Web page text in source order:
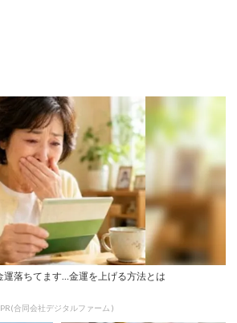
落ちてます…金運を上げる方法とは
PR(合同会社デジタルファーム )